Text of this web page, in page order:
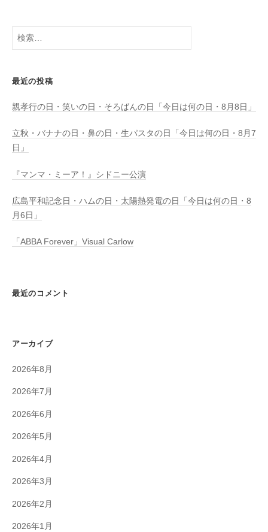
検
最近の投稿
親孝行の日・笑いの日・そろばんの日「今日は何の日・8月8日」
立秋・バナナの日・鼻の日・生パスタの日「今日は何の日・8月7
日」
『マンマ・ミーア！』シドニー公演
広島平和記念日・ハムの日・太陽熱発電の日「今日は何の日・8
月6日」
「ABBA Forever」Visual Carlow
最近のコメント
アーカイブ
2026年8月
2026年7月
2026年6月
2026年5月
2026年4月
2026年3月
2026年2月
2026年1月